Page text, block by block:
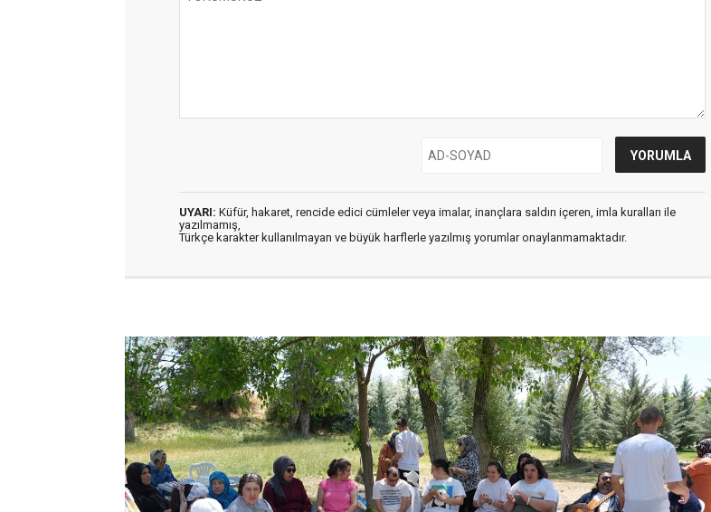
UYARI: Küfür, hakaret, rencide edici cümleler veya imalar, inançlara saldırı içeren, imla kuralları ile
yazılmamış,
Türkçe karakter kullanılmayan ve büyük harflerle yazılmış yorumlar onaylanmamaktadır.